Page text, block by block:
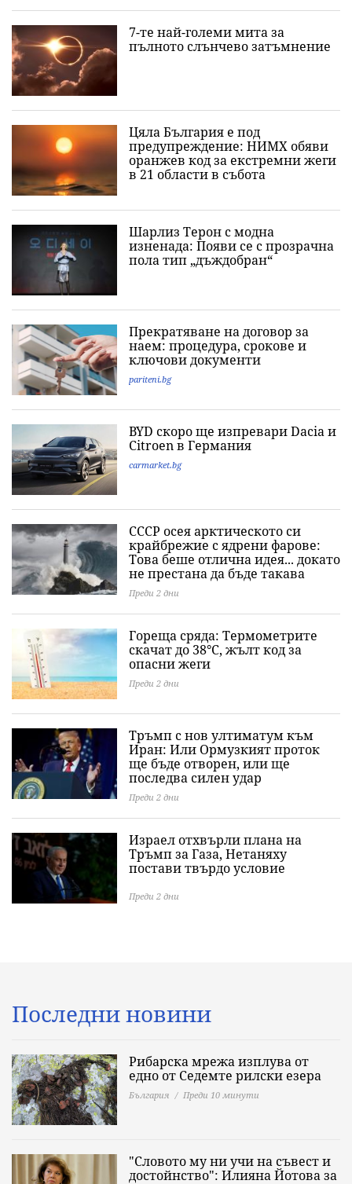
7-те най-големи мита за
пълното слънчево затъмнение
Цяла България е под
предупреждение: НИМХ обяви
оранжев код за екстремни жеги
в 21 области в събота
Шарлиз Терон с модна
изненада: Появи се с прозрачна
пола тип „дъждобран“
Прекратяване на договор за
наем: процедура, срокове и
ключови документи
pariteni.bg
BYD скоро ще изпревари Dacia и
Citroеn в Германия
carmarket.bg
СССР осея арктическото си
крайбрежие с ядрени фарове:
Това беше отлична идея... докато
не престана да бъде такава
Преди 2 дни
Гореща сряда: Термометрите
скачат до 38°C, жълт код за
опасни жеги
Преди 2 дни
Тръмп с нов ултиматум към
Иран: Или Ормузкият проток
ще бъде отворен, или ще
последва силен удар
Преди 2 дни
Израел отхвърли плана на
Тръмп за Газа, Нетаняху
постави твърдо условие
Преди 2 дни
Последни новини
Рибарска мрежа изплува от
едно от Седемте рилски езера
България Преди 10 минути
"Словото му ни учи на съвест и
достойнство": Илияна Йотова за